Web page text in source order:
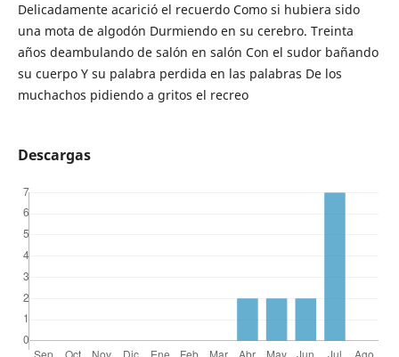
Delicadamente acarició el recuerdo Como si hubiera sido
una mota de algodón Durmiendo en su cerebro. Treinta
años deambulando de salón en salón Con el sudor bañando
su cuerpo Y su palabra perdida en las palabras De los
muchachos pidiendo a gritos el recreo
Descargas